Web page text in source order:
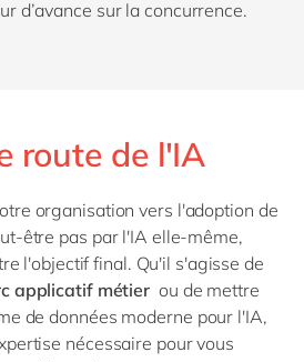
d’avance sur la concurrence.
route de l'IA
organisation vers l'adoption de
être pas par l'IA elle-même,
l'objectif final. Qu'il s'agisse de
applicatif métier ou de mettre
de données moderne pour l'IA,
nécessaire pour vous